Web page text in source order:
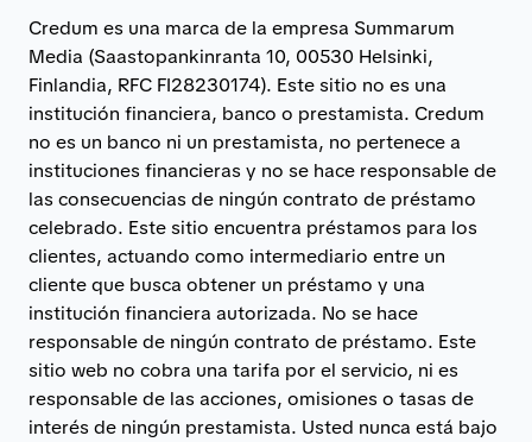
Credum es una marca de la empresa Summarum
Media (Saastopankinranta 10, 00530 Helsinki,
Finlandia, RFC FI28230174). Este sitio no es una
institución financiera, banco o prestamista. Credum
no es un banco ni un prestamista, no pertenece a
instituciones financieras y no se hace responsable de
las consecuencias de ningún contrato de préstamo
celebrado. Este sitio encuentra préstamos para los
clientes, actuando como intermediario entre un
cliente que busca obtener un préstamo y una
institución financiera autorizada. No se hace
responsable de ningún contrato de préstamo. Este
sitio web no cobra una tarifa por el servicio, ni es
responsable de las acciones, omisiones o tasas de
interés de ningún prestamista. Usted nunca está bajo